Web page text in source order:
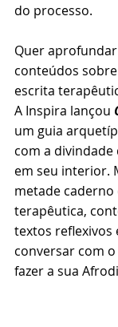
do processo.
Quer
conteúdos
escrita
A Inspira lançou
um guia
com a
em seu interior.
metade caderno
terapêutica,
textos reflexivos
conversar com
fazer a sua